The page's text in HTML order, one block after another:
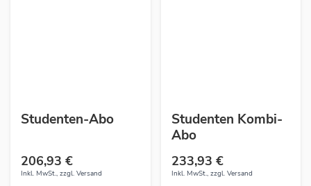
Studenten-Abo
206,93 €
Inkl. MwSt., zzgl. Versand
Studenten Kombi-
Abo
233,93 €
Inkl. MwSt., zzgl. Versand